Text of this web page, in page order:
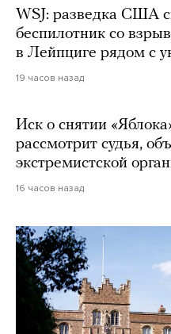
WSJ: разведка США
беспилотник со
в Лейпциге рядом с
19 часов назад
Иск о снятии
рассмотрит судья,
экстремистской
16 часов назад